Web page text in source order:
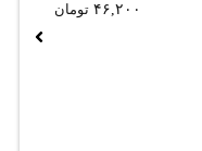
۴۶,۲۰۰ تومان